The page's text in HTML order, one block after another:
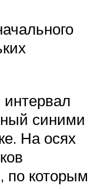
синими
На осях
по которым